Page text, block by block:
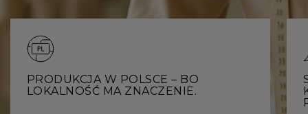
PRODUKCJA W POLSCE – BO
LOKALNOŚĆ MA ZNACZENIE.